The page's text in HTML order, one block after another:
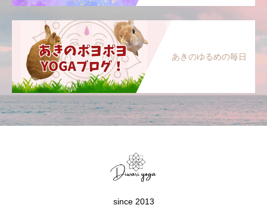
あきのゆるめの毎日
since 2013